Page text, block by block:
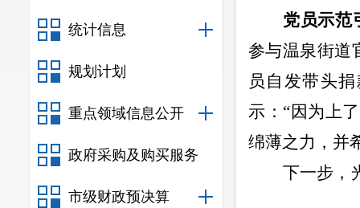
统计信息
规划计划
重点领域信息公开
政府采购及购买服务
市级财政预决算
党员示范
参与温泉街道
员自发带头
示： “因为上
绵薄之力，并
下一步，